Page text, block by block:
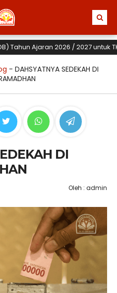
Ajaran 2026 / 2027 untuk TK,
- DAHSYATNYA SEDEKAH DI
DI
Oleh : admin